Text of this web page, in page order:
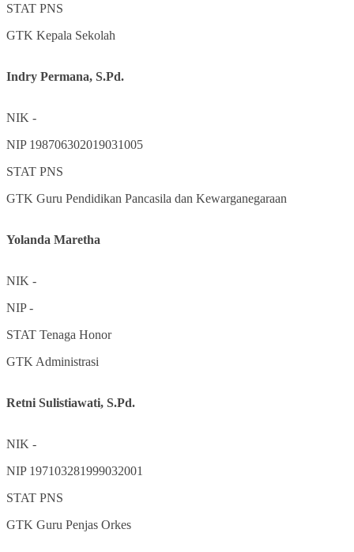
STAT PNS
GTK Kepala Sekolah
Indry Permana, S.Pd.
NIK -
NIP 198706302019031005
STAT PNS
GTK Guru Pendidikan Pancasila dan Kewarganegaraan
Yolanda Maretha
NIK -
NIP-
STAT Tenaga Honor
GTK Administrasi
Retni Sulistiawati, S.Pd.
NIK -
NIP 197103281999032001
STAT PNS
GTK Guru Penjas Orkes